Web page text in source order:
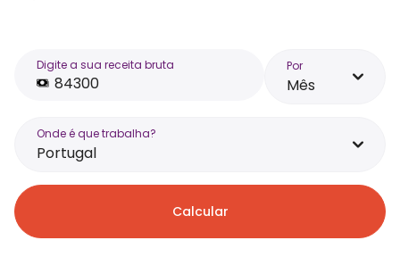
Digite a sua receita bruta Por
Mês
Onde é que trabalha?
Portugal
Calcular